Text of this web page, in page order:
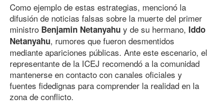
Como ejemplo de estas estrategias, mencionó la
difusión de noticias falsas sobre la muerte del primer
ministro Benjamin Netanyahu y de su hermano, Iddo
Netanyahu, rumores que fueron desmentidos
mediante apariciones públicas. Ante este escenario, el
representante de la ICEJ recomendó a la comunidad
mantenerse en contacto con canales oficiales y
fuentes fidedignas para comprender la realidad en la
zona de conflicto.